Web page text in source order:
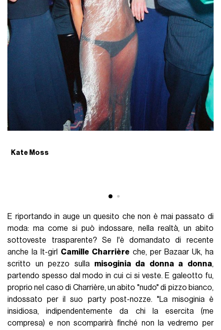
Kate Moss
E riportando in auge un quesito che non è mai passato di
moda: ma come si può indossare, nella realtà, un abito
sottoveste trasparente? Se l'è domandato di recente
anche la It-girl Camille Charrière che, per Bazaar Uk, ha
scritto un pezzo sullamisoginia da donna a donna,
partendo spesso dal modo in cui ci si veste. E galeotto fu,
proprio nel caso di Charrière, un abito "nudo" di pizzo bianco,
indossato per il suo party post-nozze. "La misoginia è
insidiosa, indipendentemente da chi la esercita (me
compresa) e non scomparirà finché non la vedremo per